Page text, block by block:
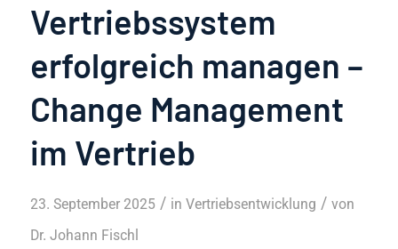
Vertriebssystem
erfolgreich managen –
Change Management
im Vertrieb
23. September 2025 / in Vertriebsentwicklung / von
Dr. Johann Fischl